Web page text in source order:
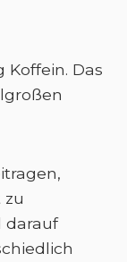
Koffein. Das
darauf